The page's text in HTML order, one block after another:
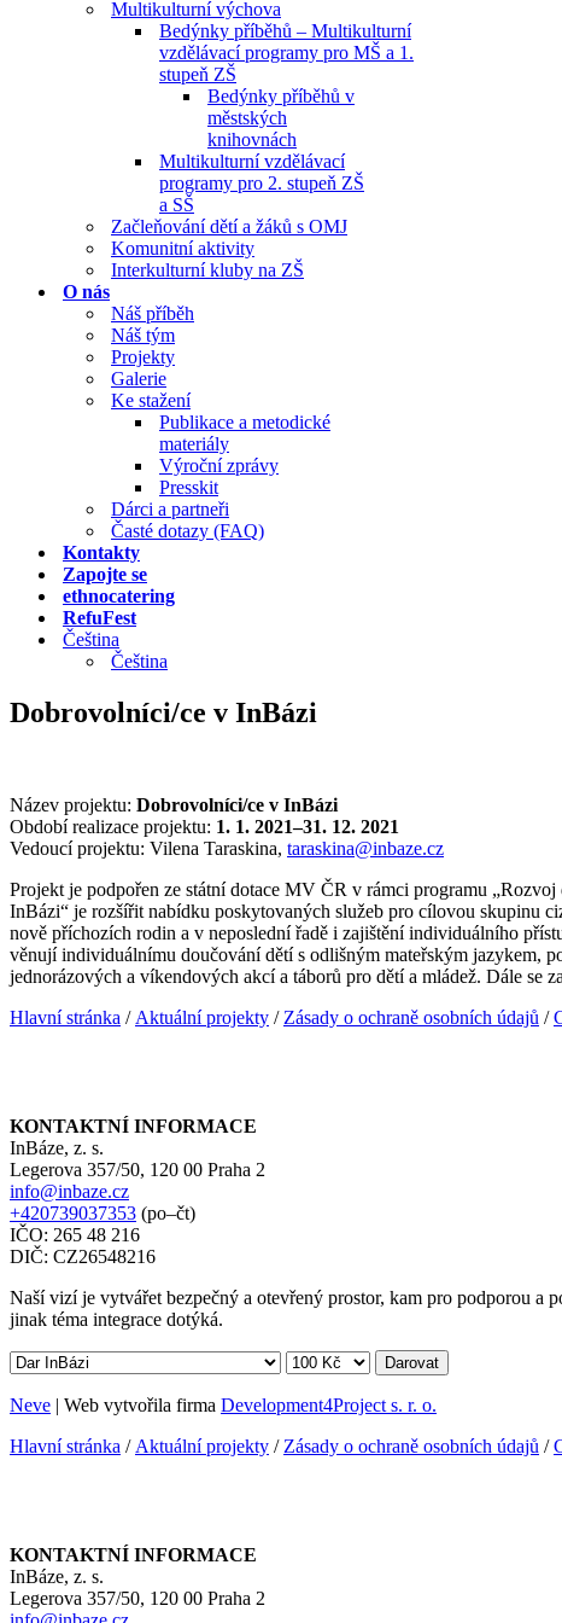
Multikulturní výchova
Bedýnky příběhů – Multikulturní
vzdělávací programy pro MŠ a 1.
stupeň ZŠ
Bedýnky příběhů v
městských
knihovnách
Multikulturní vzdělávací
programy pro 2. stupeň ZŠ
a SŠ
Začleňování dětí a žáků s OMJ
Komunitní aktivity
Interkulturní kluby na ZŠ
O nás
Náš příběh
Náš tým
Projekty
Galerie
Ke stažení
Publikace a metodické
materiály
Výroční zprávy
Presskit
Dárci a partneři
Časté dotazy (FAQ)
Kontakty
Zapojte se
ethnocatering
RefuFest
Čeština
Čeština
Dobrovolníci/ce v InBázi
Název projektu: Dobrovolníci/ce v InBázi
Období realizace projektu: 1. 1. 2021–31. 12. 2021
Vedoucí projektu: Vilena Taraskina, taraskina@inbaze.cz
Projekt je podpořen ze státní dotace MV ČR v rámci programu
InBázi“ je rozšířit nabídku poskytovaných služeb pro cílovou skupinu
nově příchozích rodin a v neposlední řadě i zajištění individuálního
věnují individuálnímu doučování dětí s odlišným mateřským jazykem,
jednorázových a víkendových akcí a táborů pro dětí a mládež. Dále
Hlavní stránka / Aktuální projekty / Zásady o ochraně osobních údajů /
KONTAKTNÍ INFORMACE
InBáze, z. s.
Legerova 357/50, 120 00 Praha 2
info@inbaze.cz
+420739037353 (po–čt)
IČO: 265 48 216
DIČ: CZ26548216
Naší vizí je vytvářet bezpečný a otevřený prostor, kam pro podporou
jinak téma integrace dotýká.
Darovat
Neve | Web vytvořila firma Development4Project s. r. o.
Hlavní stránka / Aktuální projekty / Zásady o ochraně osobních údajů /
KONTAKTNÍ INFORMACE
InBáze, z. s.
Legerova 357/50, 120 00 Praha 2